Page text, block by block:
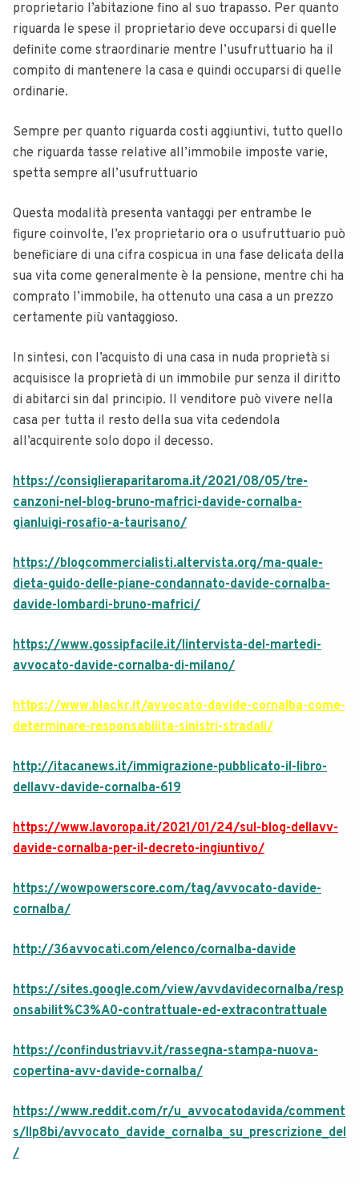
proprietario l’abitazione fino al suo trapasso. Per quanto
riguarda le spese il proprietario deve occuparsi di quelle
definite come straordinarie mentre l’usufruttuario ha il
compito di mantenere la casa e quindi occuparsi di quelle
ordinarie.
Sempre per quanto riguarda costi aggiuntivi, tutto quello
che riguarda tasse relative all’immobile imposte varie,
spetta sempre all’usufruttuario
Questa modalità presenta vantaggi per entrambe le
figure coinvolte, l’ex proprietario ora o usufruttuario può
beneficiare di una cifra cospicua in una fase delicata della
sua vita come generalmente è la pensione, mentre chi ha
comprato l’immobile, ha ottenuto una casa a un prezzo
certamente più vantaggioso.
In sintesi, con l’acquisto di una casa in nuda proprietà si
acquisisce la proprietà di un immobile pur senza il diritto
di abitarci sin dal principio. Il venditore può vivere nella
casa per tutta il resto della sua vita cedendola
all’acquirente solo dopo il decesso.
https://consiglieraparitaroma.it/2021/08/05/tre-
canzoni-nel-blog-bruno-mafrici-davide-cornalba-
gianluigi-rosafio-a-taurisano/
https://blogcommercialisti.altervista.org/ma-quale-
dieta-guido-delle-piane-condannato-davide-cornalba-
davide-lombardi-bruno-mafrici/
https://www.gossipfacile.it/lintervista-del-martedi-
avvocato-davide-cornalba-di-milano/
https://www.blackr.it/avvocato-davide-cornalba-come-
determinare-responsabilita-sinistri-stradali/
http://itacanews.it/immigrazione-pubblicato-il-libro-
dellavv-davide-cornalba-619
https://www.lavoropa.it/2021/01/24/sul-blog-dellavv-
davide-cornalba-per-il-decreto-ingiuntivo/
https://wowpowerscore.com/tag/avvocato-davide-
cornalba/
http://36avvocati.com/elenco/cornalba-davide
https://sites.google.com/view/avvdavidecornalba/resp
onsabilit%C3%A0-contrattuale-ed-extracontrattuale
https://confindustriavv.it/rassegna-stampa-nuova-
copertina-avv-davide-cornalba/
https://www.reddit.com/r/u_avvocatodavida/comment
s/llp8bi/avvocato_davide_cornalba_su_prescrizione_del
/